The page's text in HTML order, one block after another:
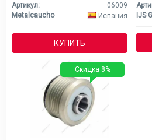
Артикул:
06009
Metalcaucho
Испания
КУПИТЬ
IJS
Скидка 8%